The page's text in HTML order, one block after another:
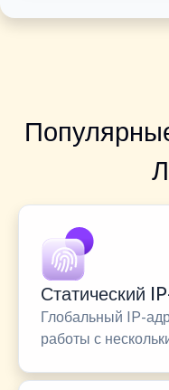
Статический
Глобальный IP-
работы с